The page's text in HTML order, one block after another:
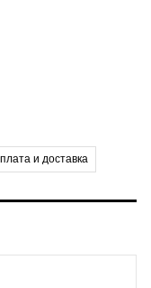
и доставка